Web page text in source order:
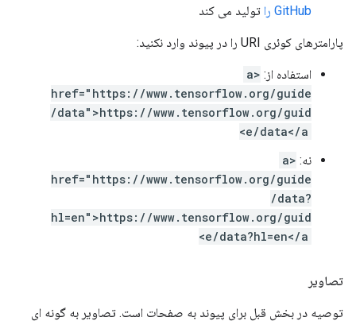
GitHub را
تولید می کند
پارامترهای کوئری URI را در پیوند وارد نکنید:
استفاده از:
<a
href="https://www.tensorflow.org/guide
/data">https://www.tensorflow.org/guid
e/data</a>
نه:
<a
href="https://www.tensorflow.org/guide
/data?
hl=en">https://www.tensorflow.org/guid
e/data?hl=en</a>
تصاویر
توصیه در بخش قبل برای پیوند به صفحات است. تصاویر به گونه ای